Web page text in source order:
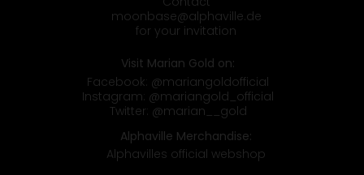
moonbase@alphaville.de
for your invitation
Visit Marian Gold on:
Facebook: @mariangoldofficial
Instagram: @mariangold_official
Twitter: @marian__gold
Alphaville Merchandise:
Alphavilles official webshop